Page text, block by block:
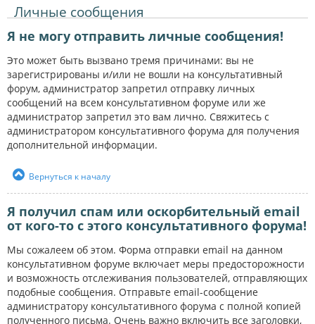
Личные сообщения
Я не могу отправить личные сообщения!
Это может быть вызвано тремя причинами: вы не
зарегистрированы и/или не вошли на консультативный
форум, администратор запретил отправку личных
сообщений на всем консультативном форуме или же
администратор запретил это вам лично. Свяжитесь с
администратором консультативного форума для получения
дополнительной информации.
Вернуться к началу
Я получил спам или оскорбительный email
от кого-то с этого консультативного форума!
Мы сожалеем об этом. Форма отправки email на данном
консультативном форуме включает меры предосторожности
и возможность отслеживания пользователей, отправляющих
подобные сообщения. Отправьте email-сообщение
администратору консультативного форума с полной копией
полученного письма. Очень важно включить все заголовки,